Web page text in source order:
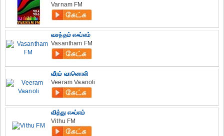
Varnam FM
வசந்தம் எஃப்எம்
Vasantham FM
வீரம் வானொலி
Veeram Vaanoli
வித்து எஃப்எம்
Vithu FM